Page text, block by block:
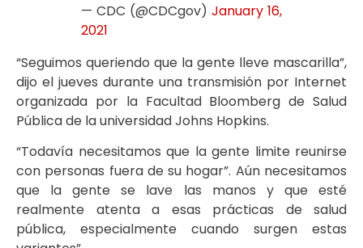
— CDC (@CDCgov) January 16,
2021
“Seguimos queriendo que la gente lleve mascarilla”,
dijo el jueves durante una transmisión por Internet
organizada por la Facultad Bloomberg de Salud
Pública de la universidad Johns Hopkins.
“Todavía necesitamos que la gente limite reunirse
con personas fuera de su hogar”. Aún necesitamos
que la gente se lave las manos y que esté
realmente atenta a esas prácticas de salud
pública, especialmente cuando surgen estas